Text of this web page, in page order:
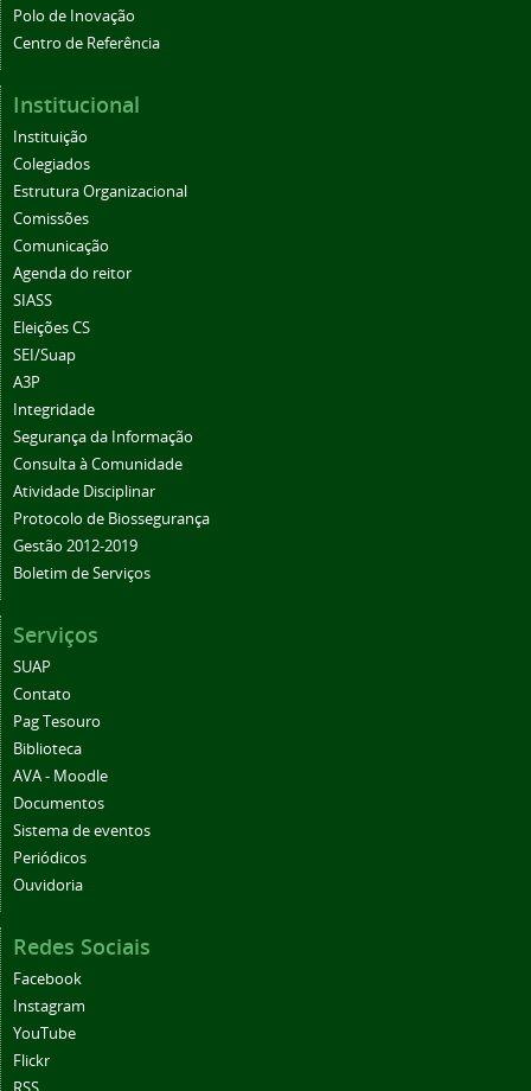
Polo de Inovação
Centro de Referência
Institucional
Instituição
Colegiados
Estrutura Organizacional
Comissões
Comunicação
Agenda do reitor
SIASS
Eleições CS
SEI/Suap
A3P
Integridade
Segurança da Informação
Consulta à Comunidade
Atividade Disciplinar
Protocolo de Biossegurança
Gestão 2012-2019
Boletim de Serviços
Serviços
SUAP
Contato
Pag Tesouro
Biblioteca
AVA - Moodle
Documentos
Sistema de eventos
Periódicos
Ouvidoria
Redes Sociais
Facebook
Instagram
YouTube
Flickr